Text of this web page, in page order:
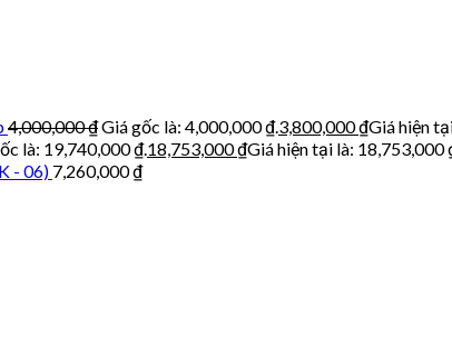
4,000,000₫Giá gốc là: 4,000,000 ₫.3,800,000₫Giá hiện
là: 19,740,000 ₫.18,753,000₫Giá hiện tại là: 18,753,000
- 06) 7,260,000₫